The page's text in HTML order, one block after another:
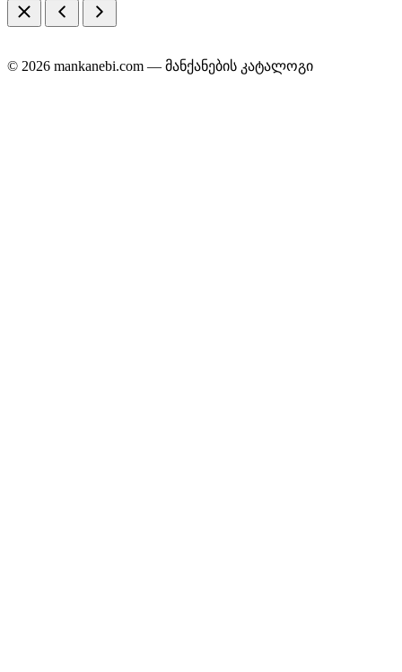
© 2026 mankanebi.com — მანქანების კატალოგი